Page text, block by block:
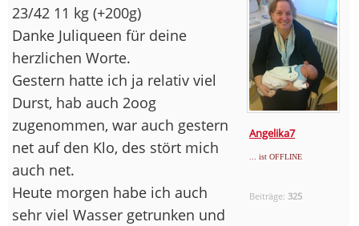
Angelika7
... ist OFFLINE
Beiträge:325
23/42 11 kg (+200g)
Danke Juliqueen für deine
herzlichen Worte.
Gestern hatte ich ja relativ viel
Durst, hab auch 2oog
zugenommen, war auch gestern
net auf den Klo, des stört mich
auch net.
Heute morgen habe ich auch
sehr viel Wasser getrunken und